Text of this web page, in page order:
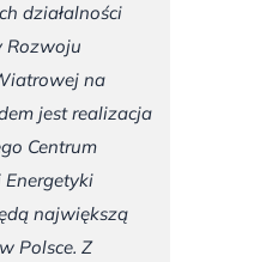
działalności
Rozwoju
na
jest realizacja
Centrum
Energetyki
największą
Polsce. Z